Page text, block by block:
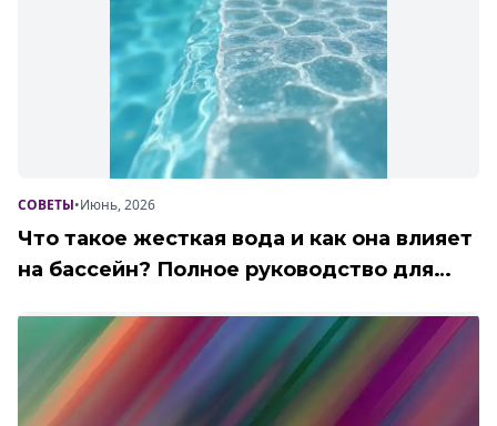
СОВЕТЫ•Июнь, 2026
Что такое жесткая вода и как она влияет
на бассейн? Полное руководство для